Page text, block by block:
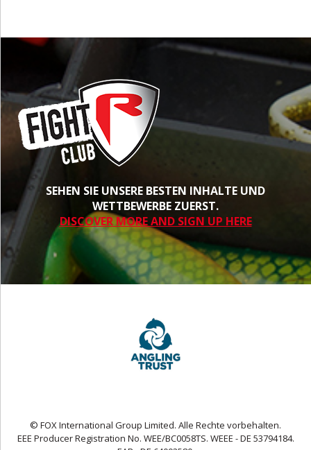
SEHEN SIE UNSERE BESTEN INHALTE UND
WETTBEWERBE ZUERST.
DISCOVER MORE AND SIGN UP HERE
© FOX International Group Limited. Alle Rechte vorbehalten.
EEE Producer Registration No. WEE/BC0058TS. WEEE - DE 53794184.